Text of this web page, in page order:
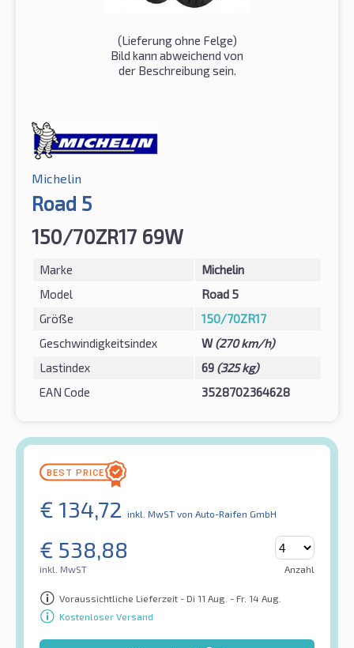
(Lieferung ohne Felge)
Bild kann abweichend von
der Beschreibung sein.
Michelin
Road 5
150/70ZR17 69W
Marke
Michelin
Model
Road 5
Größe
150/70ZR17
Geschwindigkeitsindex
W(270 km/h)
Lastindex
69 (325 kg)
EAN Code
3528702364628
€ 134,72 inkl. MwST von Auto-Raifen GmbH
€ 538,88
inkl. MwST Anzahl
Voraussichtliche Lieferzeit - Di 11 Aug. - Fr. 14 Aug.
Kostenloser Versand